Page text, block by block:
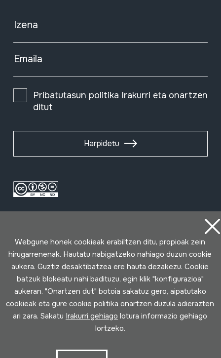
Izena
Emaila
Pribatutasun politika Irakurri eta onartzen
ditut
Harpidetu
Erabilpen baldintzak Pribatutasun politika Cookie politika
Webgune honek cookieak erabiltzen ditu, propioak zein
hirugarrenenak. Hautatu nabigatzeko nahiago duzun cookie
aukera. Guztiz desaktibatzea ere hauta dezakezu. Cookie
batzuk blokeatu nahi badituzu, egin klik "konfigurazioa"
aukeran. "Onartzen dut" botoia sakatuz gero, aipatutako
cookieak eta gure cookie politika onartzen duzula adierazten
ari zara. Sakatu Irakurri gehiago lotura informazio gehiago
lortzeko.